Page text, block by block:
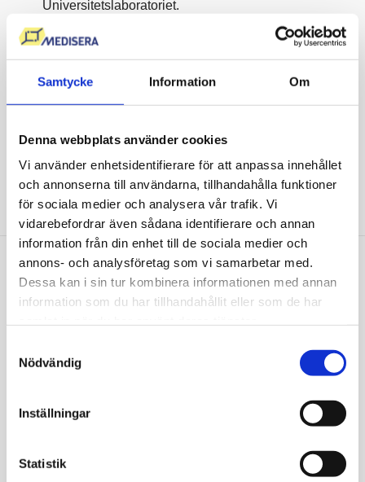
Samtycke Information Om
Denna webbplats använder cookies
Vi använder enhetsidentifierare för att anpassa innehållet
och annonserna till användarna, tillhandahålla funktioner
för sociala medier och analysera vår trafik. Vi
vidarebefordrar även sådana identifierare och annan
information från din enhet till de sociala medier och
annons- och analysföretag som vi samarbetar med.
Dessa kan i sin tur kombinera informationen med annan
information som du har tillhandahållit eller som de har
Nödvändig
Inställningar
Statistik
Universitetslaboratoriet.
Kommentar från Mediseras läkare ingår alltid,
Mediseras läkare tar kontakt vid gravt avvikande
Patientsäkert, enkelt och tryggt.
Grundat av professor Kenneth Haglid, publicerad i
Vi sätter våra kunders hälsa i
fokus
Att mitt D-vitaminvärde var så lågt hade jag
ingen aning om! Nu gör jag vad jag kan för att
vitamin och jag känner att jag har mer energi
och mindre värk än tidigare. Ser fram emot att